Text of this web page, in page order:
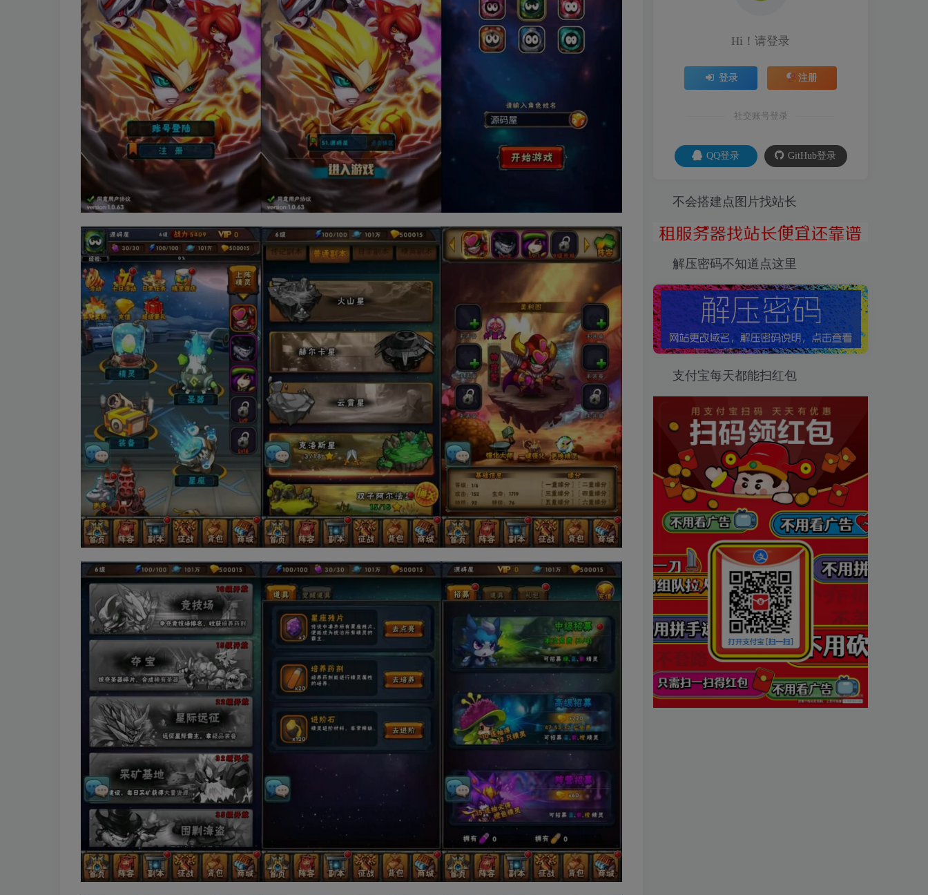
Hi！请登录
登录 注册
社交账号登录
QQ登录 GitHub登录
不会搭建点图片找站长
解压密码不知道点这里
支付宝每天都能扫红包